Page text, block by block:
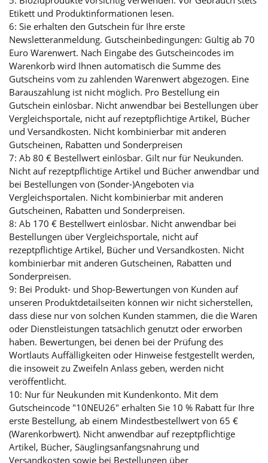
Etikett und Produktinformationen lesen.
6: Sie erhalten den Gutschein für Ihre erste
Newsletteranmeldung. Gutscheinbedingungen: Gültig ab 70
Euro Warenwert. Nach Eingabe des Gutscheincodes im
Warenkorb wird Ihnen automatisch die Summe des
Gutscheins vom zu zahlenden Warenwert abgezogen. Eine
Barauszahlung ist nicht möglich. Pro Bestellung ein
Gutschein einlösbar. Nicht anwendbar bei Bestellungen über
Vergleichsportale, nicht auf rezeptpflichtige Artikel, Bücher
und Versandkosten. Nicht kombinierbar mit anderen
Gutscheinen, Rabatten und Sonderpreisen
7: Ab 80 € Bestellwert einlösbar. Gilt nur für Neukunden.
Nicht auf rezeptpflichtige Artikel und Bücher anwendbar und
bei Bestellungen von (Sonder-)Angeboten via
Vergleichsportalen. Nicht kombinierbar mit anderen
Gutscheinen, Rabatten und Sonderpreisen.
8: Ab 170 € Bestellwert einlösbar. Nicht anwendbar bei
Bestellungen über Vergleichsportale, nicht auf
rezeptpflichtige Artikel, Bücher und Versandkosten. Nicht
kombinierbar mit anderen Gutscheinen, Rabatten und
Sonderpreisen.
9: Bei Produkt- und Shop-Bewertungen von Kunden auf
unseren Produktdetailseiten können wir nicht sicherstellen,
dass diese nur von solchen Kunden stammen, die die Waren
oder Dienstleistungen tatsächlich genutzt oder erworben
haben. Bewertungen, bei denen bei der Prüfung des
Wortlauts Auffälligkeiten oder Hinweise festgestellt werden,
die insoweit zu Zweifeln Anlass geben, werden nicht
veröffentlicht.
10: Nur für Neukunden mit Kundenkonto. Mit dem
Gutscheincode "10NEU26" erhalten Sie 10 % Rabatt für Ihre
erste Bestellung, ab einem Mindestbestellwert von 65 €
(Warenkorbwert). Nicht anwendbar auf rezeptpflichtige
Artikel, Bücher, Säuglingsanfangsnahrung und
Versandkosten sowie bei Bestellungen über